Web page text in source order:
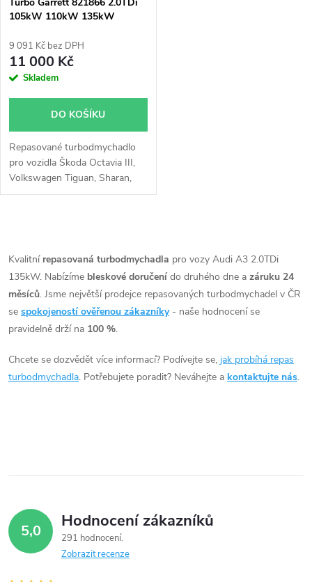
p
r
o
u
k
ů
p
r
o
d
u
k
ů
105kW 110kW 135kW
9 091 Kč bez DPH
11 000 Kč
Skladem
DO KOŠÍKU
Repasované turbodmychadlo
pro vozidla Škoda Octavia III,
Volkswagen Tiguan, Sharan,
Passat B8, Golf VII, Seat Leon,
135kW, 40 TDi 135kW, GTD
135kW
v
l
á
a
v
k
Kvalitní repasovaná turbodmychadla pro vozy Audi A3 2.0TDi
135kW. Nabízíme bleskové doručení do druhého dne a záruku 24
měsíců. Jsme největší prodejce repasovaných turbodmychadel v ČR
se spokojeností ověřenou zákazníky- naše hodnocení se
pravidelně drží na 100 %.
Chcete se dozvědět více informací? Podívejte se, jak probíhá repas
turbodmychadla. Potřebujete poradit? Neváhejte a kontaktujte nás.
5,0 Hodnocení zákazníků
291 hodnocení
Zobrazit recenze